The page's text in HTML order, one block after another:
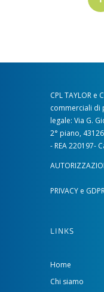
CPL TAYLOR e
commerciali di
legale: Via G.
2° piano,
- REA 220197-
PRIVACY e
LINKS
Home
Chi siamo